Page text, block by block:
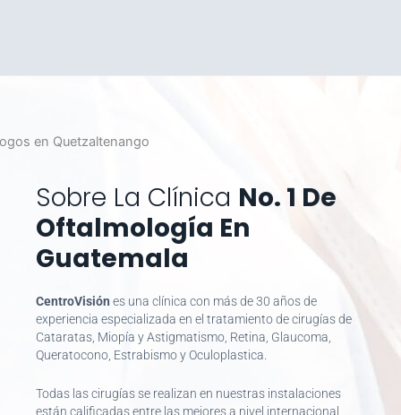
Sobre La Clínica No. 1 De
Oftalmología En
Guatemala
CentroVisión es una clínica con más de 30 años de
experiencia especializada en el tratamiento de cirugías de
Cataratas, Miopía y Astigmatismo, Retina, Glaucoma,
Queratocono, Estrabismo y Oculoplastica.
Todas las cirugías se realizan en nuestras instalaciones
están calificadas entre las mejores a nivel internacional,